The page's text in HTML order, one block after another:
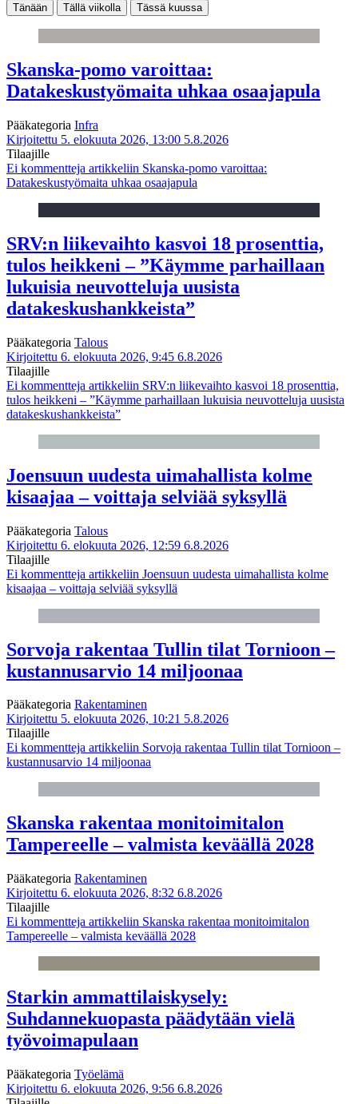
Tänään Tällä viikolla Tässä kuussa
Skanska-pomo varoittaa:
Datakeskustyömaita uhkaa osaajapula
Pääkategoria Infra
Kirjoitettu 5. elokuuta 2026, 13:00 5.8.2026
Tilaajille
Ei kommentteja artikkeliin Skanska-pomo varoittaa:
Datakeskustyömaita uhkaa osaajapula
SRV:n liikevaihto kasvoi 18 prosenttia,
tulos heikkeni – ”Käymme parhaillaan
lukuisia neuvotteluja uusista
datakeskushankkeista”
Pääkategoria Talous
Kirjoitettu 6. elokuuta 2026, 9:45 6.8.2026
Tilaajille
Ei kommentteja artikkeliin SRV:n liikevaihto kasvoi 18 prosenttia,
tulos heikkeni – ”Käymme parhaillaan lukuisia neuvotteluja uusista
datakeskushankkeista”
Joensuun uudesta uimahallista kolme
kisaajaa – voittaja selviää syksyllä
Pääkategoria Talous
Kirjoitettu 6. elokuuta 2026, 12:59 6.8.2026
Tilaajille
Ei kommentteja artikkeliin Joensuun uudesta uimahallista kolme
kisaajaa – voittaja selviää syksyllä
Sorvoja rakentaa Tullin tilat Tornioon –
kustannusarvio 14 miljoonaa
Pääkategoria Rakentaminen
Kirjoitettu 5. elokuuta 2026, 10:21 5.8.2026
Tilaajille
Ei kommentteja artikkeliin Sorvoja rakentaa Tullin tilat Tornioon –
kustannusarvio 14 miljoonaa
Skanska rakentaa monitoimitalon
Tampereelle – valmista keväällä 2028
Pääkategoria Rakentaminen
Kirjoitettu 6. elokuuta 2026, 8:32 6.8.2026
Tilaajille
Ei kommentteja artikkeliin Skanska rakentaa monitoimitalon
Tampereelle – valmista keväällä 2028
Starkin ammattilaiskysely:
Suhdannekuopasta päädytään vielä
työvoimapulaan
Pääkategoria Työelämä
Kirjoitettu 6. elokuuta 2026, 9:56 6.8.2026